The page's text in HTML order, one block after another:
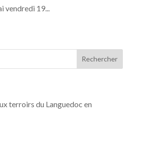
vendredi 19...
terroirs du Languedoc en